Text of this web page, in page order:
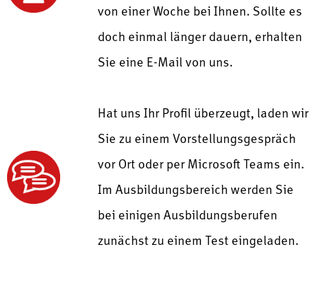
von einer Woche bei Ihnen. Sollte es
doch einmal länger dauern, erhalten
Sie eine E-Mail von uns.
Hat uns Ihr Profil überzeugt, laden wir
Sie zu einem Vorstellungsgespräch
vor Ort oder per Microsoft Teams ein.
Im Ausbildungsbereich werden Sie
bei einigen Ausbildungsberufen
zunächst zu einem Test eingeladen.